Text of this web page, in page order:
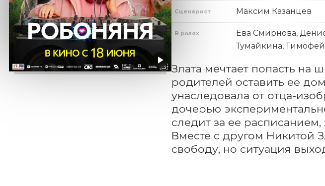
Сценарист Максим Казанцев
В ролях
Ева Смирнова,
Тумайкина,
Злата мечтает попасть на
родителей оставить ее
унаследовала от отца-
дочерью
следит за ее
Вместе с другом Никитой
свободу, но ситуация